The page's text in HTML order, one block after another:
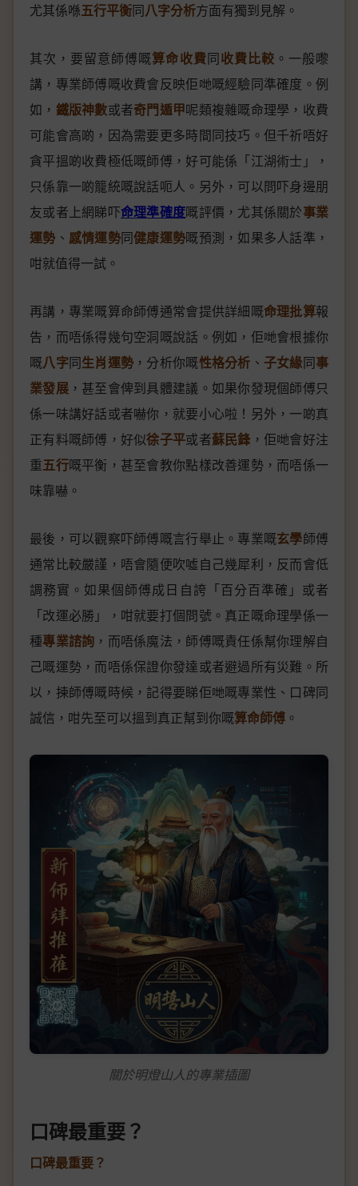
尤其係喺五行平衡同八字分析方面有獨到見解。
其次，要留意師傅嘅算命收費同收費比較 。一般嚟
講，專業師傅嘅收費會反映佢哋嘅經驗同準確度。例
如， 鐵版神數或者奇門遁甲呢類複雜嘅命理學，收費
可能會高啲，因為需要更多時間同技巧。但千祈唔好
貪平搵啲收費極低嘅師傅，好可能係「江湖術士」，
只係靠一啲籠統嘅說話呃人。另外，可以問吓身邊朋
友或者上網睇吓命理準確度嘅評價，尤其係關於事業
運勢 、 感情運勢同健康運勢嘅預測，如果多人話準，
咁就值得一試。
再講，專業嘅算命師傅通常會提供詳細嘅命理批算報
告，而唔係得幾句空洞嘅說話。例如，佢哋會根據你
嘅八字同生肖運勢 ，分析你嘅性格分析 、 子女緣同事
業發展，甚至會俾到具體建議。如果你發現個師傅只
係一味講好話或者嚇你，就要小心啦！另外，一啲真
正有料嘅師傅，好似徐子平或者蘇民鋒 ，佢哋會好注
重五行嘅平衡，甚至會教你點樣改善運勢，而唔係一
味靠嚇。
最後，可以觀察吓師傅嘅言行舉止。專業嘅玄學師傅
通常比較嚴謹，唔會隨便吹噓自己幾犀利，反而會低
調務實。如果個師傅成日自誇「百分百準確」或者
「改運必勝」，咁就要打個問號。真正嘅命理學係一
種專業諮詢 ，而唔係魔法，師傅嘅責任係幫你理解自
己嘅運勢，而唔係保證你發達或者避過所有災難。所
以，揀師傅嘅時候，記得要睇佢哋嘅專業性、口碑同
誠信，咁先至可以搵到真正幫到你嘅算命師傅 。
關於明燈山人的專業插圖
口碑最重要？
口碑最重要？